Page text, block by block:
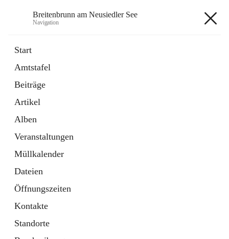
Breitenbrunn am Neusiedler See
Navigation
Start
Amtstafel
Beiträge
Artikel
Alben
Veranstaltungen
Müllkalender
Dateien
Öffnungszeiten
Kontakte
Standorte
18 Schnellzugriffe
Gemeindeservice